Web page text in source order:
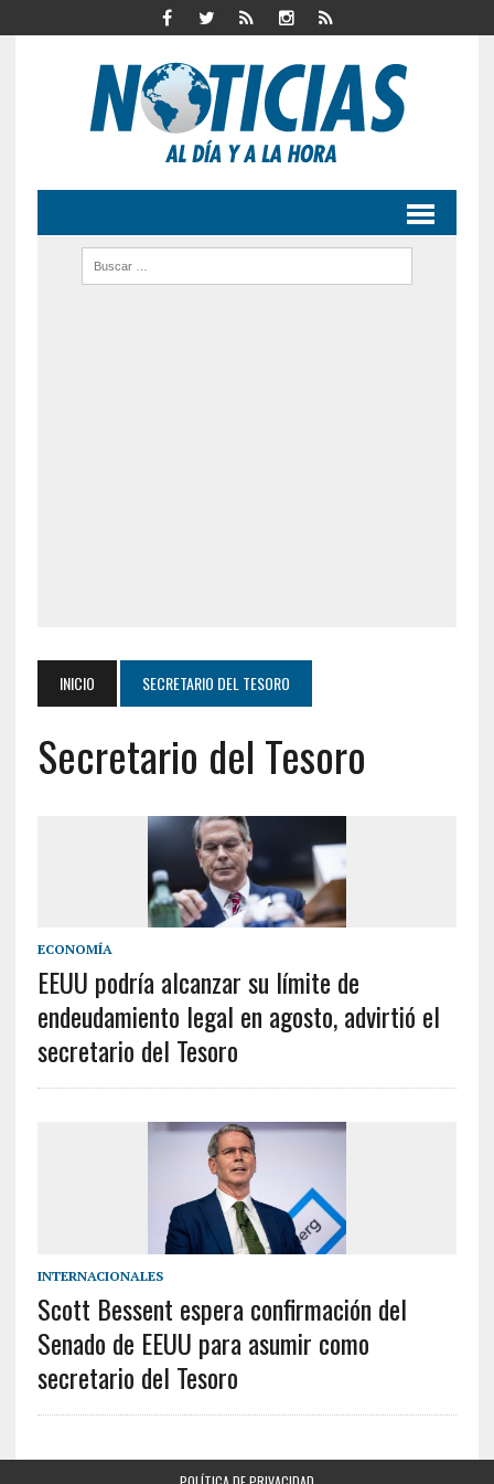
INICIO SECRETARIO DEL TESORO
Secretario del Tesoro
ECONOMÍA
EEUU podría alcanzar su límite de
endeudamiento legal en agosto, advirtió el
secretario del Tesoro
INTERNACIONALES
Scott Bessent espera confirmación del
Senado de EEUU para asumir como
secretario del Tesoro